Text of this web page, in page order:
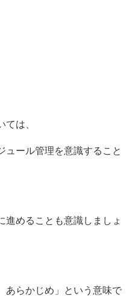
ては、
ュール管理を意識すること
進めることも意識しましょ
あらかじめ」という意味で